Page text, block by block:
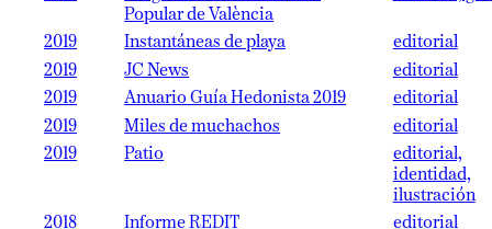
Popular de València
2019 Instantáneas de playa
editorial
2019
JC News
editorial
2019
Anuario Guía Hedonista 2019
editorial
2019
Miles de muchachos
editorial
2019
Patio
editorial,
identidad,
ilustración
2018
Informe REDIT
editorial